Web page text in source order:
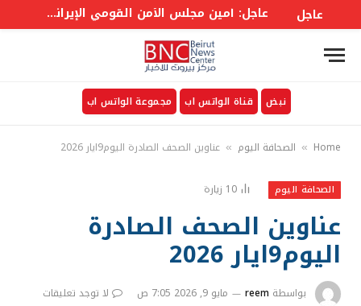
عاجل عاجل: أمين مجلس الأمن القومي الإيراني: على أمريكا رفع العقوبات ودفع تعويضات عن الحربين الأخيرتين اللتين شنتهما علينا
نبض قناة الواتس اب مجموعة الواتس اب
Home
» الصحافة اليوم » عناوين الصحف الصادرة اليوم9ايار 2026
الصحافة اليوم 10 زيارة
عناوين الصحف الصادرة
اليوم9ايار 2026
بواسطة reem مايو 9, 2026 7:05 ص
لا توجد تعليقات